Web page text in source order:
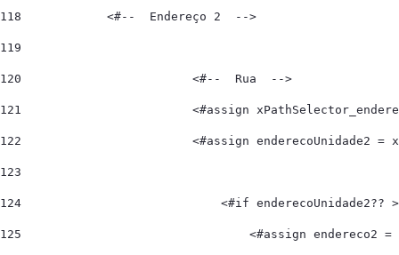
118
            <#--  Endereço 2  -->
119
120
                        <#--  Rua  -->
121
<#assign
122
<#assign enderecoUnidade2 =
123
124
<#if enderecoUnidade2??
125
<#assign endereco2